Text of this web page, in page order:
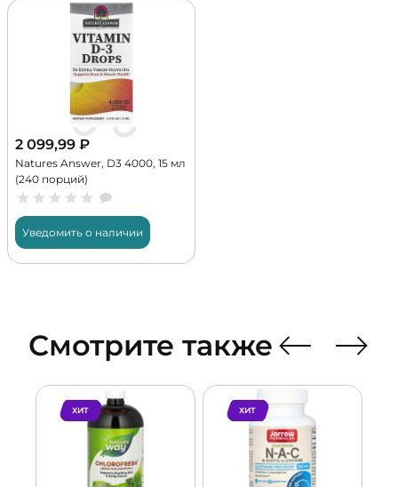
2 099,99 ₽
Natures Answer, D3 4000, 15 мл
(240 порций)
Уведомить о наличии
Смотрите также
ХИТ ХИТ